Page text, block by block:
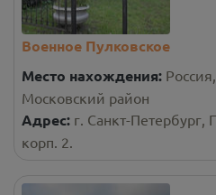
Военное Пулковское
Место нахождения:
Московский район
Адрес: г. Санкт-Петербург,
корп. 2.